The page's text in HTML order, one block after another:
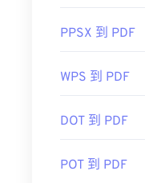
PPSX 到 PDF
WPS 到 PDF
DOT 到 PDF
POT 到 PDF